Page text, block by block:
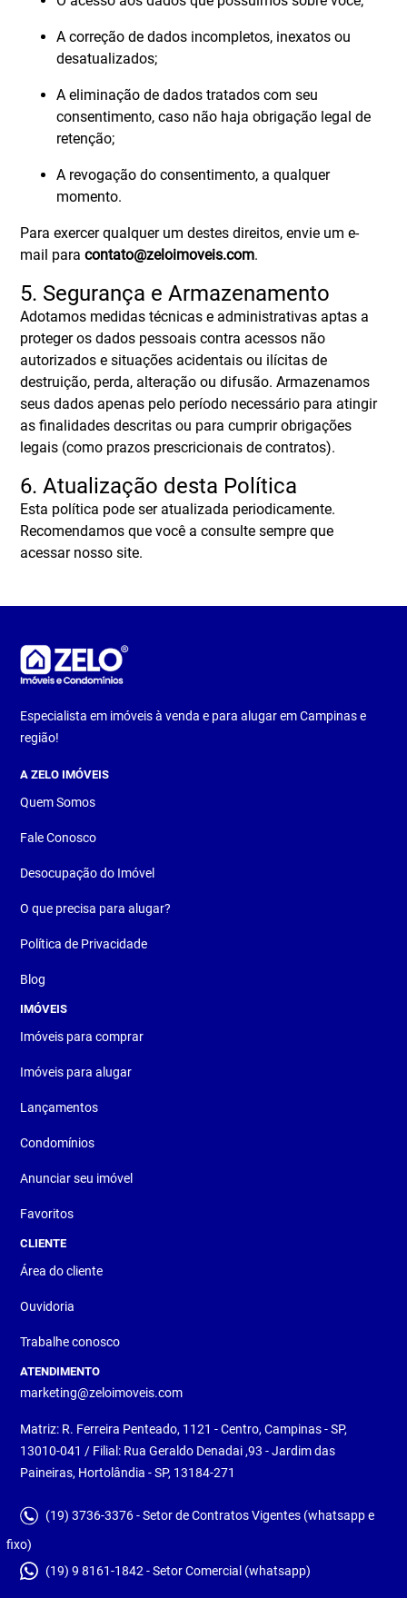
A correção de dados incompletos, inexatos ou
desatualizados;
A eliminação de dados tratados com seu
consentimento, caso não haja obrigação legal de
retenção;
A revogação do consentimento, a qualquer
momento.
Para exercer qualquer um destes direitos, envie um e-
mail paracontato@zeloimoveis.com.
5. Segurança e Armazenamento
Adotamos medidas técnicas e administrativas aptas a
proteger os dados pessoais contra acessos não
autorizados e situações acidentais ou ilícitas de
destruição, perda, alteração ou difusão. Armazenamos
seus dados apenas pelo período necessário para atingir
as finalidades descritas ou para cumprir obrigações
legais (como prazos prescricionais de contratos).
6. Atualização desta Política
Esta política pode ser atualizada periodicamente.
Recomendamos que você a consulte sempre que
acessar nosso site.
Especialista em imóveis à venda e para alugar em Campinas e
região!
A ZELO IMÓVEIS
Quem Somos
Fale Conosco
Desocupação do Imóvel
O que precisa para alugar?
Política de Privacidade
Blog
IMÓVEIS
Imóveis para comprar
Imóveis para alugar
Lançamentos
Condomínios
Anunciar seu imóvel
Favoritos
CLIENTE
Área do cliente
Ouvidoria
Trabalhe conosco
ATENDIMENTO
marketing@zeloimoveis.com
Matriz: R. Ferreira Penteado, 1121 - Centro, Campinas - SP,
13010-041 / Filial: Rua Geraldo Denadai ,93 - Jardim das
Paineiras, Hortolândia - SP, 13184-271
(19) 3736-3376 - Setor de Contratos Vigentes (whatsapp e
fixo)
(19) 9 8161-1842 - Setor Comercial (whatsapp)